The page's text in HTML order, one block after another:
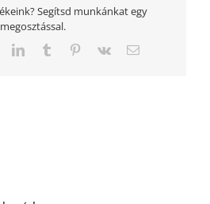
Segítsd munkánkat egy
megosztással.
LinkedInTumblr Pinterest
Vk Email: